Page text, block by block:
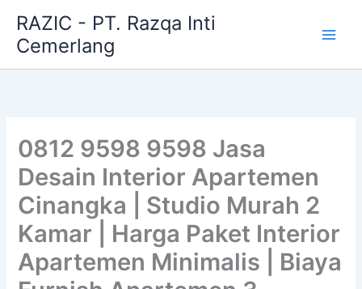
content
RAZIC - PT. Razqa Inti
Cemerlang
0812 9598 9598 Jasa
Desain Interior Apartemen
Cinangka | Studio Murah 2
Kamar | Harga Paket Interior
Apartemen Minimalis | Biaya